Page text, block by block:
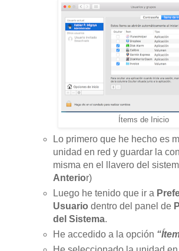
Ítems de Inicio
Lo primero que he hecho es
unidad en red y guardar la
misma en el llavero del
Anterior)
Luego he tenido que ir a
Usuario dentro del panel de
del Sistema.
He accedido a la opción